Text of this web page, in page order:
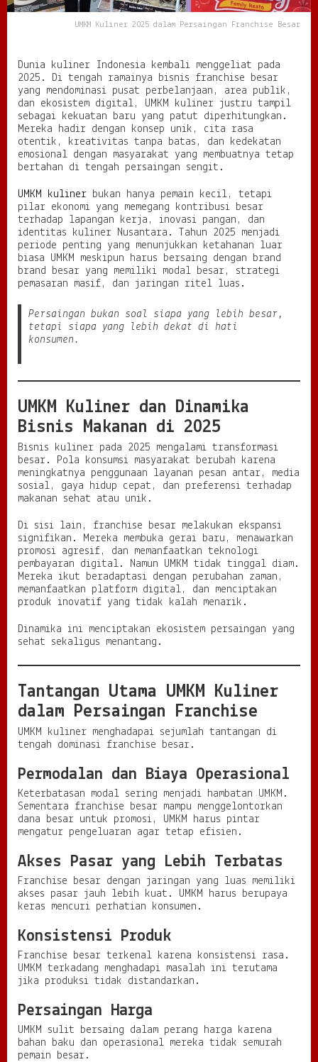
e
r
i
n
g
a
n
F
r
a
n
h
i
s
e
B
e
s
a
UMKM Kuliner 2025 dalam Persaingan Franchise Besar
Dunia kuliner Indonesia kembali menggeliat pada
2025. Di tengah ramainya bisnis franchise besar
yang mendominasi pusat perbelanjaan, area publik,
dan ekosistem digital, UMKM kuliner justru tampil
sebagai kekuatan baru yang patut diperhitungkan.
Mereka hadir dengan konsep unik, cita rasa
otentik, kreativitas tanpa batas, dan kedekatan
emosional dengan masyarakat yang membuatnya tetap
bertahan di tengah persaingan sengit.
UMKM kuliner bukan hanya pemain kecil, tetapi
pilar ekonomi yang memegang kontribusi besar
terhadap lapangan kerja, inovasi pangan, dan
identitas kuliner Nusantara. Tahun 2025 menjadi
periode penting yang menunjukkan ketahanan luar
biasa UMKM meskipun harus bersaing dengan brand
brand besar yang memiliki modal besar, strategi
pemasaran masif, dan jaringan ritel luas.
Persaingan bukan soal siapa yang lebih besar,
tetapi siapa yang lebih dekat di hati
konsumen.
UMKM Kuliner dan Dinamika
Bisnis Makanan di 2025
Bisnis kuliner pada 2025 mengalami transformasi
besar. Pola konsumsi masyarakat berubah karena
meningkatnya penggunaan layanan pesan antar, media
sosial, gaya hidup cepat, dan preferensi terhadap
makanan sehat atau unik.
Di sisi lain, franchise besar melakukan ekspansi
signifikan. Mereka membuka gerai baru, menawarkan
promosi agresif, dan memanfaatkan teknologi
pembayaran digital. Namun UMKM tidak tinggal diam.
Mereka ikut beradaptasi dengan perubahan zaman,
memanfaatkan platform digital, dan menciptakan
produk inovatif yang tidak kalah menarik.
Dinamika ini menciptakan ekosistem persaingan yang
sehat sekaligus menantang.
Tantangan Utama UMKM Kuliner
dalam Persaingan Franchise
UMKM kuliner menghadapai sejumlah tantangan di
tengah dominasi franchise besar.
Permodalan dan Biaya Operasional
Keterbatasan modal sering menjadi hambatan UMKM.
Sementara franchise besar mampu menggelontorkan
dana besar untuk promosi, UMKM harus pintar
mengatur pengeluaran agar tetap efisien.
Akses Pasar yang Lebih Terbatas
Franchise besar dengan jaringan yang luas memiliki
akses pasar jauh lebih kuat. UMKM harus berupaya
keras mencuri perhatian konsumen.
Konsistensi Produk
Franchise besar terkenal karena konsistensi rasa.
UMKM terkadang menghadapi masalah ini terutama
jika produksi tidak distandarkan.
Persaingan Harga
UMKM sulit bersaing dalam perang harga karena
bahan baku dan operasional mereka tidak semurah
pemain besar.